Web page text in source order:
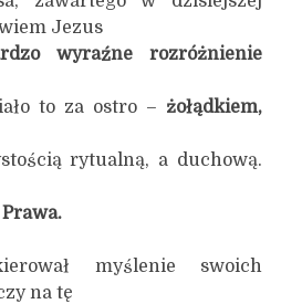
Jezus
wyraźnerozróżnienie
to za ostro – żołądkiem,
rytualną, a duchową.
myślenie swoich
na tę